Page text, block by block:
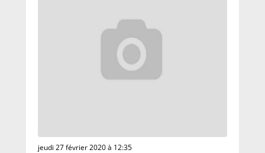
jeudi 27 février 2020 à 12:35